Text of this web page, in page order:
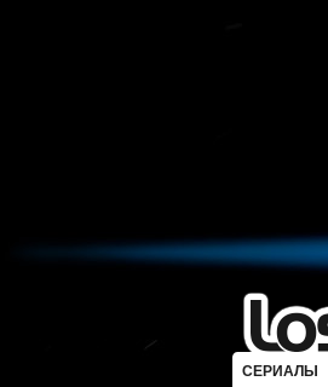
СЕРИАЛЫ